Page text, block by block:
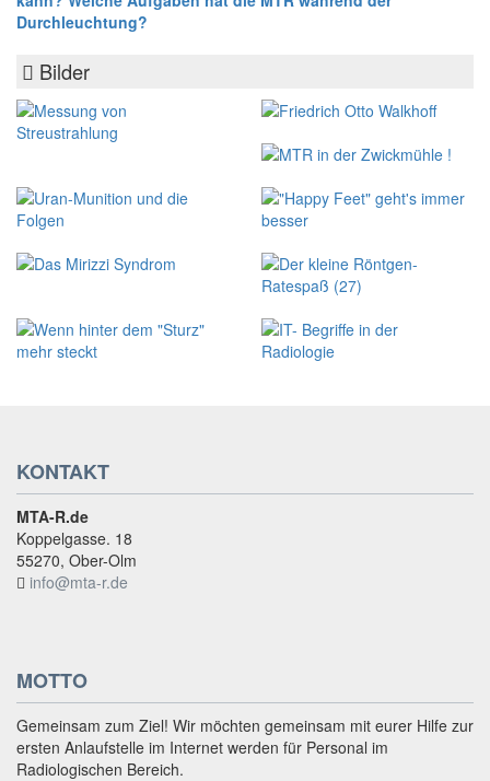
Durchleuchtung?
Bilder
KONTAKT
MTA-R.de
Koppelgasse. 18
55270, Ober-Olm
info@mta-r.de
MOTTO
Gemeinsam zum Ziel! Wir möchten gemeinsam mit eurer Hilfe zur
ersten Anlaufstelle im Internet werden für Personal im
Radiologischen Bereich.